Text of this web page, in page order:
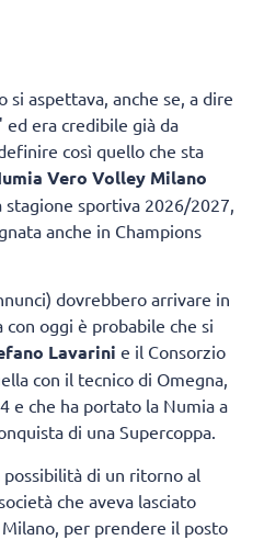
aspettava, anche se, a dire
era credibile già da
così quello che sta
Vero Volley Milano
sportiva 2026/2027,
anche in Champions
dovrebbero arrivare in
oggi è probabile che si
Lavarini e il Consorzio
con il tecnico di Omegna,
e che ha portato la Numia a
di una Supercoppa.
di un ritorno al
che aveva lasciato
per prendere il posto